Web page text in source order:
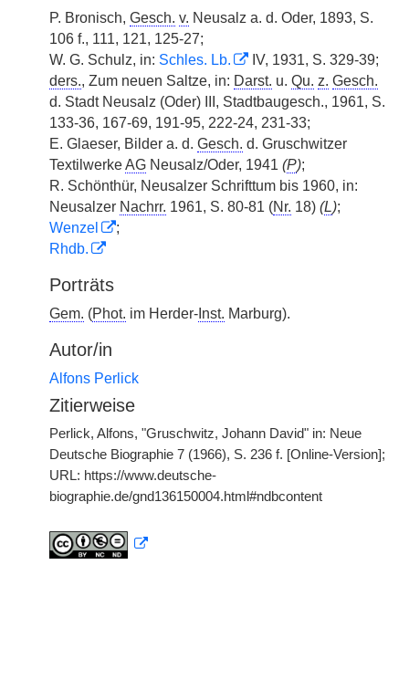
P. Bronisch, Gesch. v. Neusalz a. d. Oder, 1893, S.
106 f., 111, 121, 125-27;
W. G. Schulz, in: Schles. Lb.
IV, 1931, S. 329-39;
ders., Zum neuen Saltze, in: Darst. u. Qu. z. Gesch.
d. Stadt Neusalz (Oder) III, Stadtbaugesch., 1961, S.
133-36, 167-69, 191-95, 222-24, 231-33;
E. Glaeser, Bilder a. d. Gesch. d. Gruschwitzer
TextilwerkeAG Neusalz/Oder, 1941 (P);
R. Schönthür, Neusalzer Schrifttum bis 1960, in:
Neusalzer Nachrr. 1961, S. 80-81 (Nr. 18) (L);
Wenzel
;
Rhdb.
Porträts
Gem. (Phot. im Herder- Inst. Marburg).
Autor/in
Alfons Perlick
Zitierweise
Perlick, Alfons, "Gruschwitz, Johann David" in: Neue
Deutsche Biographie 7 (1966), S. 236 f. [Online-Version];
URL: https://www.deutsche-
biographie.de/gnd136150004.html#ndbcontent